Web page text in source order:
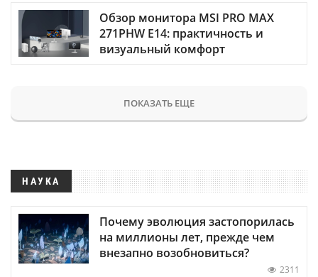
Обзор монитора MSI PRO MAX
271PHW E14: практичность и
визуальный комфорт
ПОКАЗАТЬ ЕЩЕ
НАУКА
Почему эволюция застопорилась
на миллионы лет, прежде чем
внезапно возобновиться?
2311